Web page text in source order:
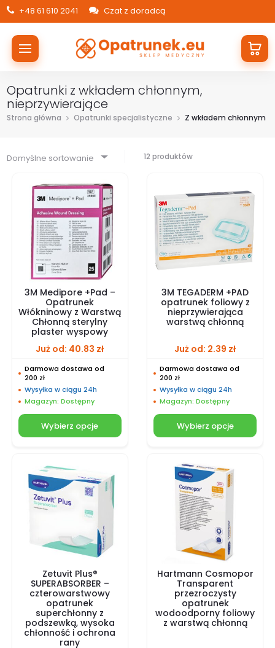
+48 61 610 2041 Czat z doradcą
Opatrunki z wkładem chłonnym,
nieprzywierające
Strona główna Opatrunki specjalistyczne Z wkładem chłonnym
Domyślne sortowanie 12 produktów
3M Medipore +Pad –
Opatrunek
Włókninowy z Warstwą
Chłonną sterylny
plaster wyspowy
Już od: 40.83 zł
Darmowa dostawa od
200 zł
Wysyłka w ciągu 24h
Magazyn: Dostępny
Wybierz opcje
3M TEGADERM +PAD
opatrunek foliowy z
nieprzywierająca
warstwą chłonną
Już od: 2.39 zł
Darmowa dostawa od
200 zł
Wysyłka w ciągu 24h
Magazyn: Dostępny
Wybierz opcje
Zetuvit Plus®
SUPERABSORBER –
czterowarstwowy
opatrunek
superchłonny z
podszewką, wysoka
chłonność i ochrona
rany
Hartmann Cosmopor
Transparent
przezroczysty
opatrunek
wodoodporny foliowy
z warstwą chłonną